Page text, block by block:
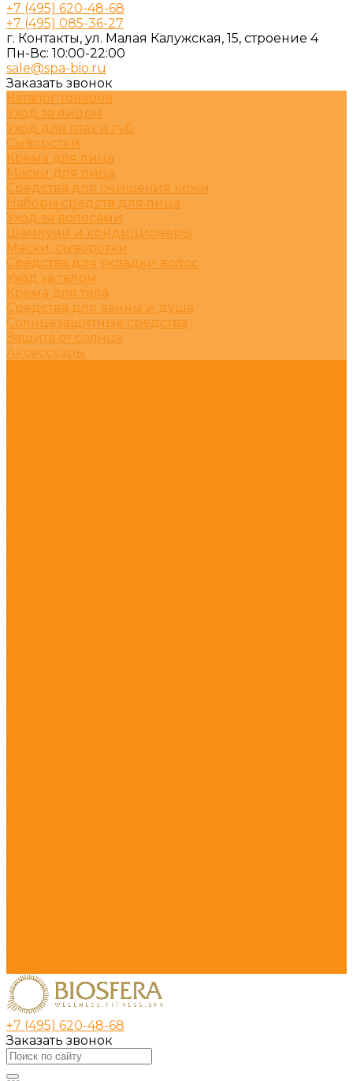
+7 (495) 620-48-68
+7 (495) 085-36-27
г. Контакты, ул. Малая Калужская, 15, строение 4
Пн-Вс: 10:00-22:00
sale@spa-bio.ru
Заказать звонок
Каталог товаров
Уход за лицом
Уход для глаз и губ
Сыворотки
Крема для лица
Маски для лица
Средства для очищения кожи
Наборы средств для лица
Уход за волосами
Шампуни и кондиционеры
Маски, сыворотки
Средства для укладки волос
Уход за телом
Крема для тела
Средства для ванны и душа
Солнцезащитные средства
Защита от солнца
Аксессуары
+7 (495) 620-48-68
Заказать звонок